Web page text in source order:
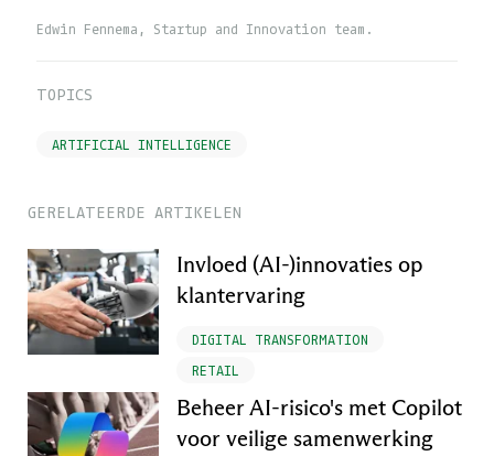
Edwin Fennema, Startup and Innovation team.
TOPICS
ARTIFICIAL INTELLIGENCE
GERELATEERDE ARTIKELEN
Invloed (AI-)innovaties op
klantervaring
DIGITAL TRANSFORMATION
RETAIL
Beheer AI-risico's met Copilot
voor veilige samenwerking